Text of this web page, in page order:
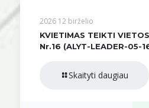
2026 12 birželio
KVIETIMAS TEIKTI
Nr.16 (ALYT-LEADER-05-
Skaityti daugiau